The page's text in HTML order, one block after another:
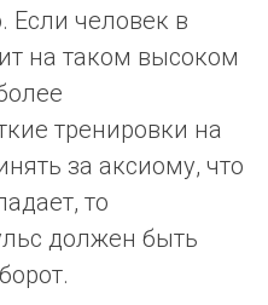
Если человек в
на таком высоком
тренировки на
за аксиому, что
то
должен быть